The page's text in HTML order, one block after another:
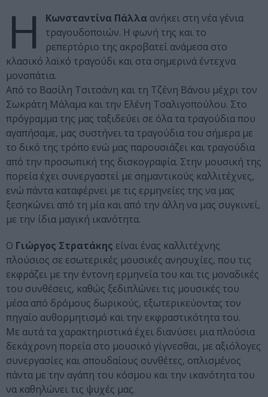
Η Κωνσταντίνα Πάλλα ανήκει στη νέα γένια
τραγουδοποιών. Η φωνή της και το
ρεπερτόριο της ακροβατεί ανάμεσα στο
κλασικό λαϊκό τραγούδι και στα σημερινά έντεχνα
μονοπάτια.
Από το Βασίλη Τσιτσάνη και τη Τζένη Βάνου μέχρι τον
Σωκράτη Μάλαμα και την Ελένη Τσαλιγοπούλου. Στο
πρόγραμμα της μας ταξιδεύει σε όλα τα τραγούδια που
αγαπήσαμε, μας συστήνει τα τραγούδια του σήμερα με
το δικό της τρόπο ενώ μας παρουσιάζει και τραγούδια
από την προσωπική της δισκογραφία. Στην μουσική της
πορεία έχει συνεργαστεί με σημαντικούς καλλιτέχνες,
ενώ πάντα καταφέρνει με τις ερμηνείες της να μας
ξεσηκώνει από τη μία και από την άλλη να μας συγκινεί,
με την ίδια μαγική ικανότητα.
Ο Γιώργος Στρατάκης είναι ένας καλλιτέχνης
πλούσιος σε εσωτερικές μουσικές ανησυχίες, που τις
εκφράζει με την έντονη ερμηνεία του και τις μοναδικές
του συνθέσεις, καθώς ξεδιπλώνει τις μουσικές του
μέσα από δρόμους δωρικούς, εξωτερικεύοντας τον
πηγαίο αυθορμητισμό και την εκφραστικότητα του.
Με αυτά τα χαρακτηριστικά έχει διανύσει μια πλούσια
δεκάχρονη πορεία στο μουσικό γίγνεσθαι, με αξιόλογες
συνεργασίες και σπουδαίους συνθέτες, οπλισμένος
πάντα με την αγάπη του κόσμου και την ικανότητα του
να καθηλώνει τις ψυχές μας.